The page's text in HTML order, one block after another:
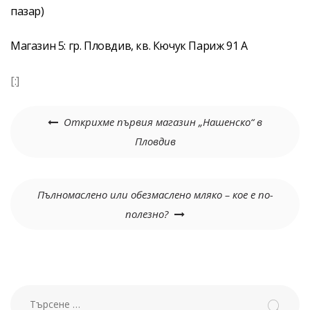
пазар)
Магазин 5: гр. Пловдив, кв. Кючук Париж 91 A
[:]
НавигацияОткрихме първия магазин „Нашенско“ в
Пловдив
Пълномаслено или обезмаслено мляко – кое е по-
полезно?